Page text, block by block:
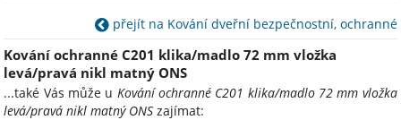
přejít na Kování dveřní bezpečnostní, ochranné
Kování ochranné C201 klika/madlo 72 mm vložka
levá/pravá nikl matný ONS
...také Vás může u Kování ochranné C201 klika/madlo 72 mm vložka
levá/pravá nikl matný ONS zajímat: